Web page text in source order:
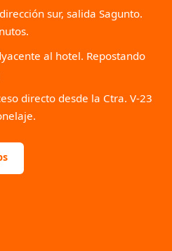
sur, salida Sagunto.
al hotel. Repostando
directo desde la Ctra. V-23